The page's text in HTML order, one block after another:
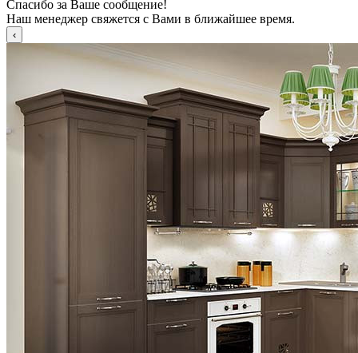
Спасибо за Ваше сообщение!
Наш менеджер свяжется с Вами в ближайшее время.